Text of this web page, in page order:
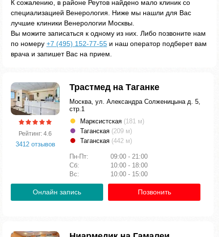
К сожалению, в районе Реутов найдено мало клиник со
специализацией Венерология. Ниже мы нашли для Вас
лучшие клиники Венерологии Москвы.
Вы можите записаться к одному из них. Либо позвоните нам
по номеру +7 (495) 152-77-55 и наш оператор подберет вам
врача и запишет Вас на прием.
Рейтинг: 4.6
3412 отзывов
Трастмед на Таганке
Москва, ул. Александра Солженицына д. 5,
стр.1
Марксистская (181 м)
Таганская (209 м)
Таганская (442 м)
Пн-Пт:
09:00 - 21:00
Сб:
10:00 - 18:00
Вс:
10:00 - 15:00
Онлайн запись Позвонить